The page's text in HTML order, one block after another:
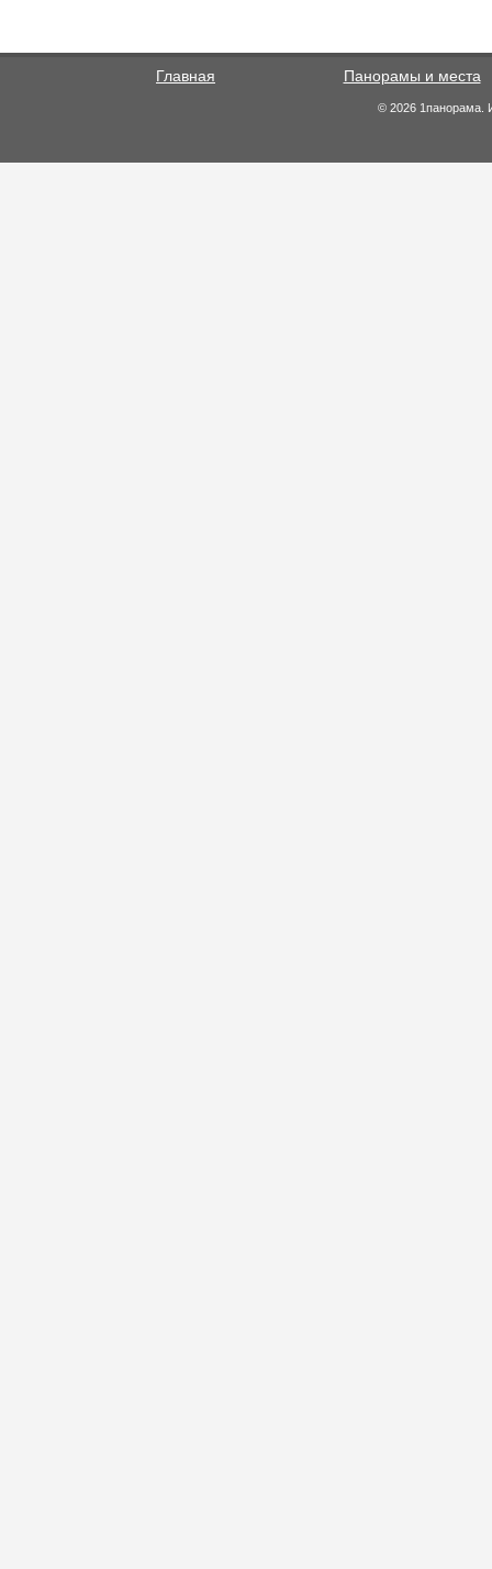
Главная Панорамы и места
© 2026 1панорама.